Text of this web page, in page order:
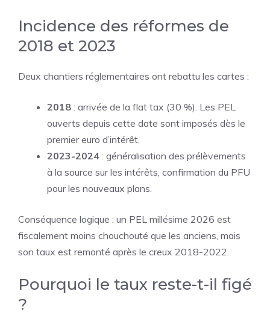
Incidence des réformes de
2018 et 2023
Deux chantiers réglementaires ont rebattu les cartes :
2018 : arrivée de la flat tax (30 %). Les PEL
ouverts depuis cette date sont imposés dès le
premier euro d’intérêt.
2023-2024 : généralisation des prélèvements
à la source sur les intérêts, confirmation du PFU
pour les nouveaux plans.
Conséquence logique : un PEL millésime 2026 est
fiscalement moins chouchouté que les anciens, mais
son taux est remonté après le creux 2018-2022.
Pourquoi le taux reste-t-il figé
?